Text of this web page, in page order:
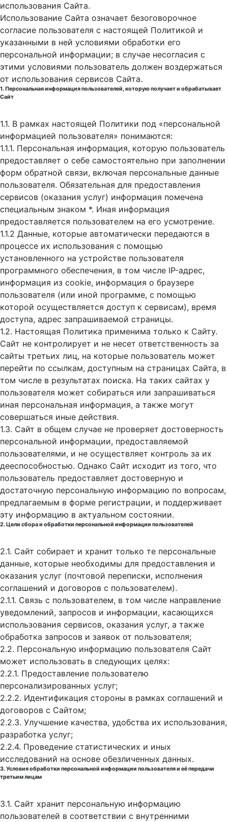
использования Cайта.
Использование Сайта означает безоговорочное
согласие пользователя с настоящей Политикой и
указанными в ней условиями обработки его
персональной информации; в случае несогласия с
этими условиями пользователь должен воздержаться
от использования сервисов Сайта.
1. Персональная информация пользователей, которую получает и обрабатывает
Сайт
1.1. В рамках настоящей Политики под «персональной
информацией пользователя» понимаются:
1.1.1. Персональная информация, которую пользователь
предоставляет о себе самостоятельно при заполнении
форм обратной связи, включая персональные данные
пользователя. Обязательная для предоставления
сервисов (оказания услуг) информация помечена
специальным знаком *. Иная информация
предоставляется пользователем на его усмотрение.
1.1.2 Данные, которые автоматически передаются в
процессе их использования с помощью
установленного на устройстве пользователя
программного обеспечения, в том числе IP-адрес,
информация из cookie, информация о браузере
пользователя (или иной программе, с помощью
которой осуществляется доступ к cервисам), время
доступа, адрес запрашиваемой страницы.
1.2. Настоящая Политика применима только к Сайту.
Сайт не контролирует и не несет ответственность за
сайты третьих лиц, на которые пользователь может
перейти по ссылкам, доступным на страницах Сайта, в
том числе в результатах поиска. На таких сайтах у
пользователя может собираться или запрашиваться
иная персональная информация, а также могут
совершаться иные действия.
1.3. Сайт в общем случае не проверяет достоверность
персональной информации, предоставляемой
пользователями, и не осуществляет контроль за их
дееспособностью. Однако Сайт исходит из того, что
пользователь предоставляет достоверную и
достаточную персональную информацию по вопросам,
предлагаемым в форме регистрации, и поддерживает
эту информацию в актуальном состоянии.
2. Цели сбора и обработки персональной информации пользователей
2.1. Сайт собирает и хранит только те персональные
данные, которые необходимы для предоставления и
оказания услуг (почтовой переписки, исполнения
соглашений и договоров с пользователем).
2.1.1. Связь с пользователем, в том числе направление
уведомлений, запросов и информации, касающихся
использования сервисов, оказания услуг, а также
обработка запросов и заявок от пользователя;
2.2. Персональную информацию пользователя Сайт
может использовать в следующих целях:
2.2.1. Предоставление пользователю
персонализированных услуг;
2.2.2. Идентификация стороны в рамках соглашений и
договоров с Сайтом;
2.2.3. Улучшение качества, удобства их использования,
разработка услуг;
2.2.4. Проведение статистических и иных
исследований на основе обезличенных данных.
3. Условия обработки персональной информации пользователя и её передачи
третьим лицам
3.1. Сайт хранит персональную информацию
пользователей в соответствии с внутренними